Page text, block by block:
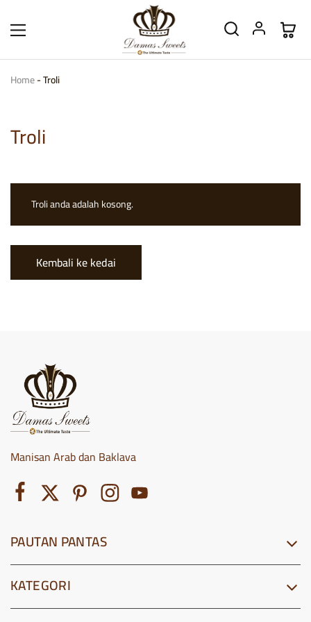
Home-Troli
Troli
Troli anda adalah kosong.
Kembali ke kedai
Manisan Arab dan Baklava
PAUTAN PANTAS
KATEGORI